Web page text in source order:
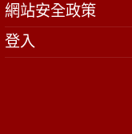
網站安全政策
登入